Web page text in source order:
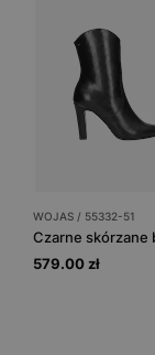
WOJAS / 55332-51
579.00 zł